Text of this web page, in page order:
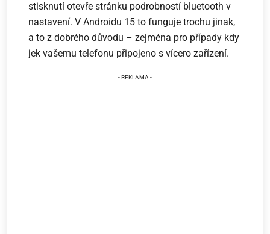
stisknutí otevře stránku podrobností bluetooth v
nastavení. V Androidu 15 to funguje trochu jinak,
a to z dobrého důvodu – zejména pro případy kdy
jek vašemu telefonu připojeno s vícero zařízení.